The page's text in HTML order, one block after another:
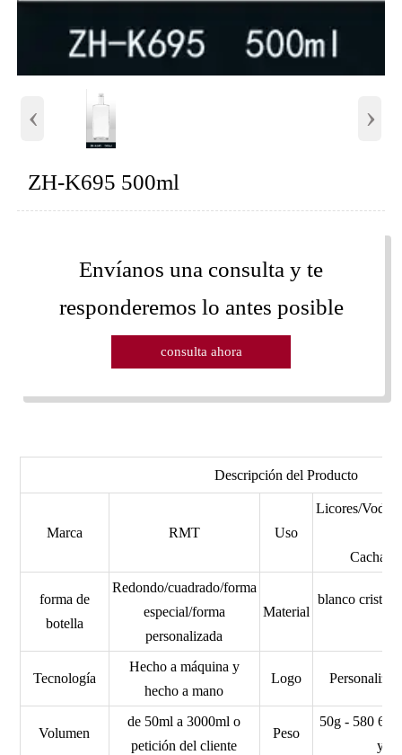
‹ ›
ZH-K695 500ml
Envíanos una consulta y te
responderemos lo antes posible
consulta ahora
Descripción del Producto
Marca RMT Uso
Licores/
forma de
botella
Redondo/cuadrado/forma
especial/forma
personalizada
Material
blanco cristal/
Tecnología
Hecho a máquina y
hecho a mano
Logo
Volumen
de 50ml a 3000ml o
petición del cliente
Peso
50g - 580
y